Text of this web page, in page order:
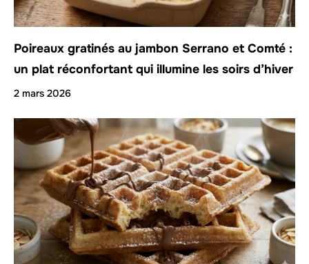
Poireaux gratinés au jambon Serrano et Comté :
un plat réconfortant qui illumine les soirs d’hiver
2 mars 2026